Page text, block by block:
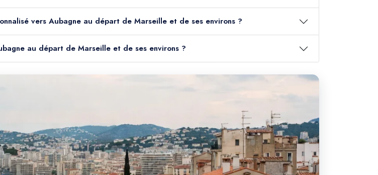
vers Aubagne au départ de Marseille et de ses environs ?
au départ de Marseille et de ses environs ?